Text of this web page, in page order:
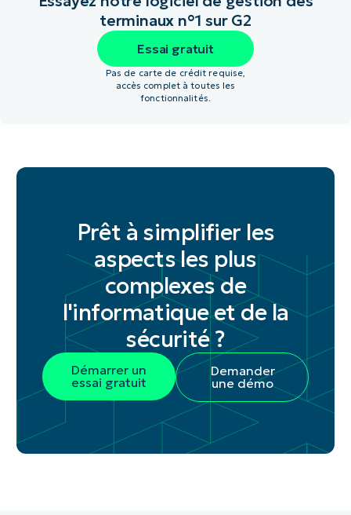
terminaux n°1 sur G2
Essai gratuit
Pas de carte de crédit requise,
accès complet à toutes les
fonctionnalités.
Prêt à simplifier les
aspects les plus
complexes de
l'informatique et de la
sécurité ?
Démarrer un
essai gratuit
Demander
une démo